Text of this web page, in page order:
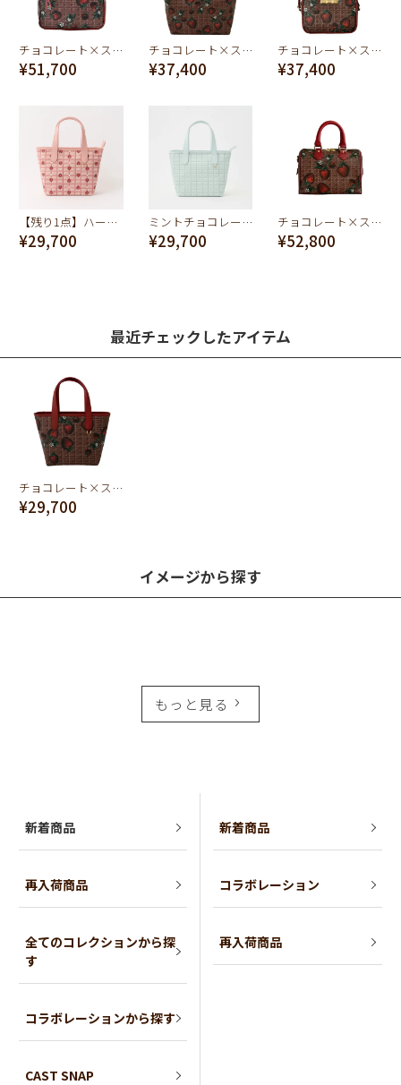
チョコレート×ストロベリー スモール バックパック
¥51,700
チョコレート×ストロベリー ジップトートバッグ
¥37,400
チョコレート×ストロベリー ミニクロスボディーバッグ
¥37,400
【残り1点】ハートストロベリーチョコレート ミニトートバッグ
¥29,700
ミントチョコレート ミニトートバッグ
¥29,700
チョコレート×ストロベリー ミニボストンバッグ
¥52,800
最近チェックしたアイテム
チョコレート×ストロベリー ミニトートバッグ
¥29,700
イメージから探す
もっと見る
新着商品
再入荷商品
全てのコレクションから探
す
コラボレーションから探す
CAST SNAP
新着商品
コラボレーション
再入荷商品